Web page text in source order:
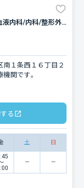
皮膚科/外科/脳神経外科/呼吸器外科/血液内科/内科/整形外科/乳腺外科/リハビリテーション/耳鼻咽喉科/歯科口腔外科/精神科・神経科/救急科/神経内科/婦人科/泌尿器科/放射線科/産科/消化器科/小児科/眼科/心臓血管外科/形成外科/麻酔科/循環器科/呼吸器内科
南１条西１６丁目２
関です。
る
土 日